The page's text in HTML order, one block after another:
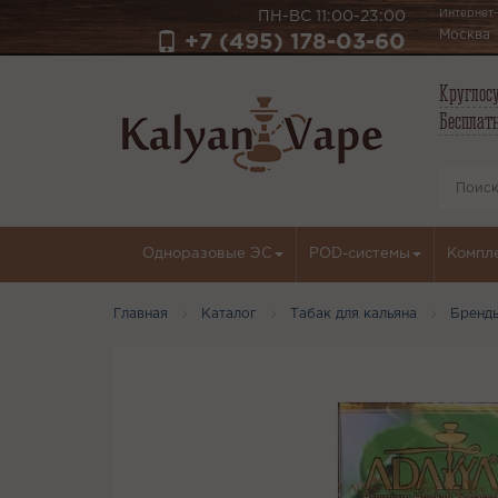
ПН-ВС 11:00-23:00
+7 (495) 178-03-60 Москва
Одноразовые ЭС POD-системы
Главная Каталог Табак для кальяна